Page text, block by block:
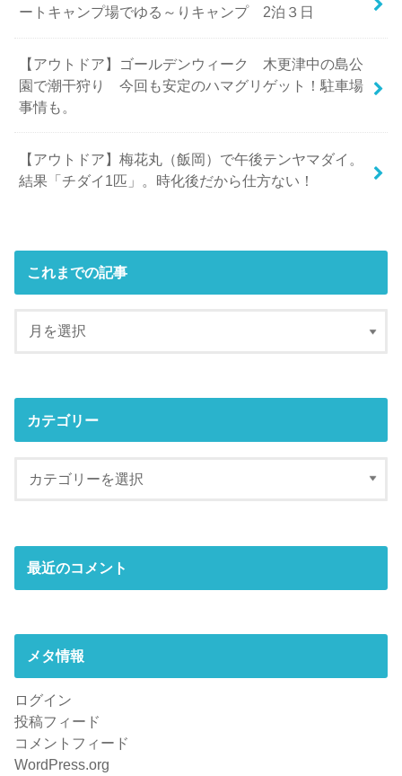
ートキャンプ場でゆる～りキャンプ 2泊３日
【アウトドア】ゴールデンウィーク 木更津中の島公
園で潮干狩り 今回も安定のハマグリゲット！駐車場
事情も。
【アウトドア】梅花丸（飯岡）で午後テンヤマダイ。
結果「チダイ1匹」。時化後だから仕方ない！
これまでの記事
カテゴリー
最近のコメント
メタ情報
ログイン
投稿フィード
コメントフィード
WordPress.org